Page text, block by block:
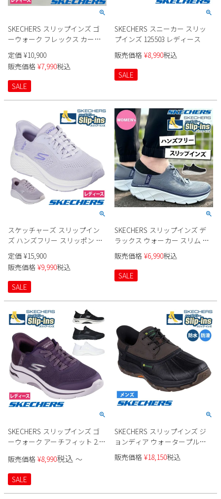
SKECHERS スリップインズ ゴ
ーウォーク フレックス カーラ
125516 レディース
定価 ¥10,900
販売価格 ¥7,990税込
SALE
SKECHERS スニーカー スリッ
プインズ 125503 レディース
販売価格 ¥8,990税込
SALE
スケッチャーズ スリップイン
ズ ハンズフリー スリッポン ス
ニーカー フィットネスシュー
ズ レディース マックス クッシ
ョニング エリート バニッシュ
Slip-ins SKECHERS 129606 MAX
CUSHIONING ELITE VANISH LAV
MVE ノーマル幅 履きやすい 運
動 スポーツ 紐靴
定価 ¥15,900
販売価格 ¥9,990税込
SALE
SKECHERS スリップインズ デ
ラックス ウォーカー スリム ム
ーブメント 150105 レディース
販売価格 ¥6,990税込
SALE
SKECHERS スリップインズ ゴ
ーウォーク アーチフィット 2.0
販売価格 ¥8,990税込 〜
SALE
SKECHERS スリップインズ ジ
ョンディア ウォータープルー
フ リスペクテッド 256002 メン
ズ
販売価格 ¥18,150税込